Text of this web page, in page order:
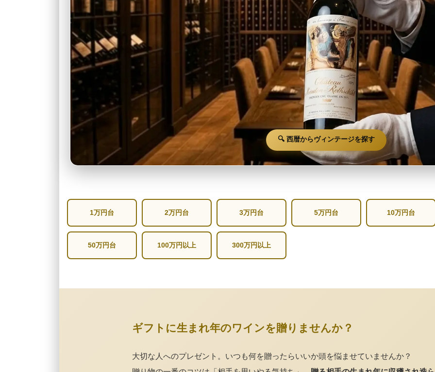
🔍 西暦からヴィンテージを探す
1万円台 2万円台 3万円台 5万円台 10万円台
50万円台 100万円以上 300万円以上
ギフトに生まれ年のワインを贈りませんか？
大切な人へのプレゼント。いつも何を贈ったらいいか頭を悩ませていませんか？